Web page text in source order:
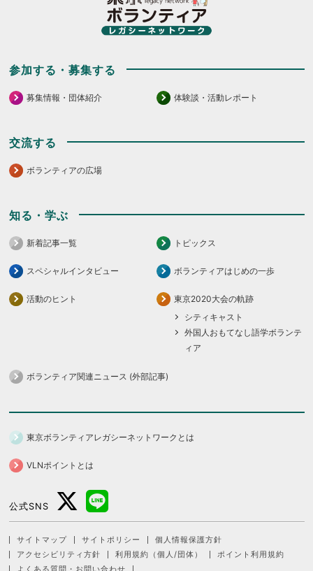
参加する・募集する
募集情報・団体紹介 体験談・活動レポート
交流する
ボランティアの広場
知る・学ぶ
新着記事一覧 トピックス
スペシャルインタビュー ボランティアはじめの一歩
活動のヒント
東京2020大会の軌跡
シティキャスト
外国人おもてなし語学ボランテ
ィア
ボランティア関連ニュース (外部記事)
東京ボランティアレガシーネットワークとは
VLNポイントとは
公式SNS
サイトマップ サイトポリシー
個人情報保護方針
アクセシビリティ方針
利用規約（個人/団体）
ポイント利用規約
よくある質問・お問い合わせ